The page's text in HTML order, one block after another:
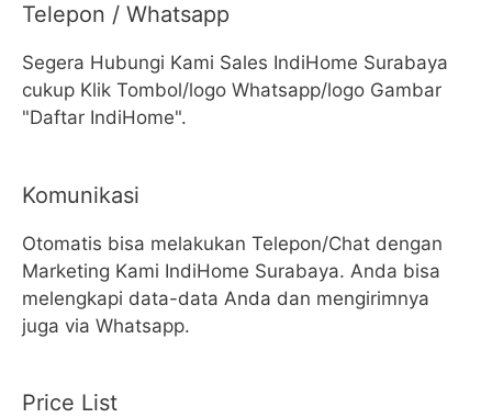
Telepon / Whatsapp
Segera Hubungi Kami Sales IndiHome Surabaya
cukup Klik Tombol/logo Whatsapp/logo Gambar
"Daftar IndiHome".
Komunikasi
Otomatis bisa melakukan Telepon/Chat dengan
Marketing Kami IndiHome Surabaya. Anda bisa
melengkapi data-data Anda dan mengirimnya
juga via Whatsapp.
Price List